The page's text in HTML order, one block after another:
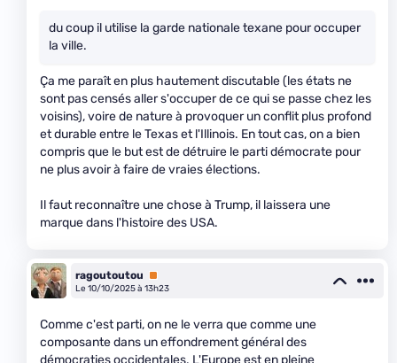
du coup il utilise la garde nationale texane pour occuper
la ville.
Ça me paraît en plus hautement discutable (les états ne
sont pas censés aller s'occuper de ce qui se passe chez les
voisins), voire de nature à provoquer un conflit plus profond
et durable entre le Texas et l'Illinois. En tout cas, on a bien
compris que le but est de détruire le parti démocrate pour
ne plus avoir à faire de vraies élections.
Il faut reconnaître une chose à Trump, il laissera une
marque dans l'histoire des USA.
ragoutoutou
Premium
Le 10/10/2025 à 13h23
Comme c'est parti, on ne le verra que comme une
composante dans un effondrement général des